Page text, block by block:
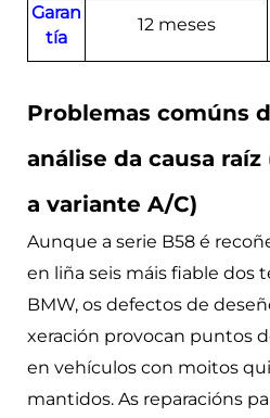
Garan
tía
12 meses
Problemas comúns
análise da causa
a variante A/C)
Aunque a serie B58 é
en liña seis máis fiable dos
BMW, os defectos de
xeración provocan puntos
en vehículos con moitos
mantidos. As reparacións